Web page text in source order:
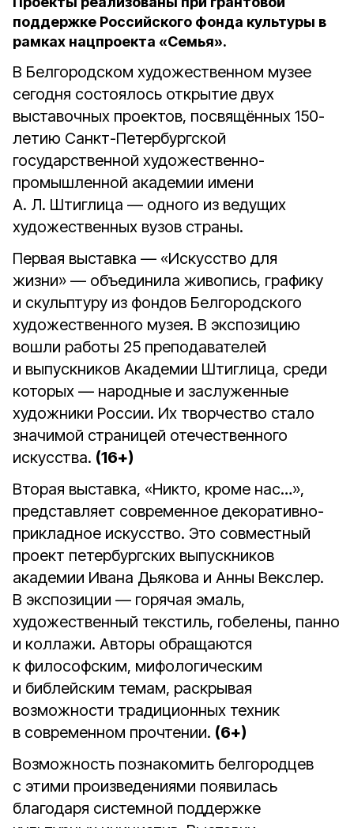
поддержке Российского фонда культуры в
рамках нацпроекта «Семья».
В Белгородском художественном музее
сегодня состоялось открытие двух
выставочных проектов, посвящённых 150-
летию Санкт-Петербургской
государственной художественно-
промышленной академии имени
А. Л. Штиглица — одного из ведущих
художественных вузов страны.
Первая выставка — «Искусство для
жизни» — объединила живопись, графику
и скульптуру из фондов Белгородского
художественного музея. В экспозицию
вошли работы 25 преподавателей
и выпускников Академии Штиглица, среди
которых — народные и заслуженные
художники России. Их творчество стало
значимой страницей отечественного
искусства. (16+)
Вторая выставка, «Никто, кроме нас…»,
представляет современное декоративно-
прикладное искусство. Это совместный
проект петербургских выпускников
академии Ивана Дьякова и Анны Векслер.
В экспозиции — горячая эмаль,
художественный текстиль, гобелены, панно
и коллажи. Авторы обращаются
к философским, мифологическим
и библейским темам, раскрывая
возможности традиционных техник
в современном прочтении. (6+)
Возможность познакомить белгородцев
с этими произведениями появилась
благодаря системной поддержке